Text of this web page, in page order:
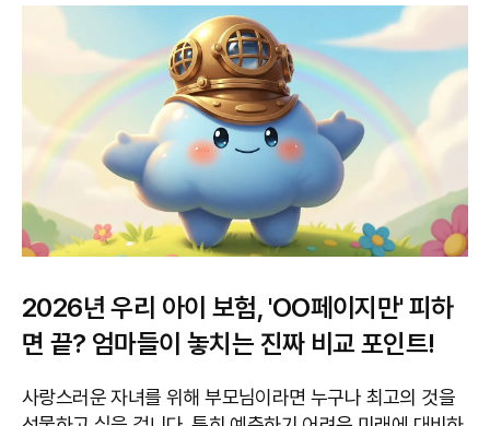
2026년 우리 아이 보험, 'OO페이지만' 피하
면 끝? 엄마들이 놓치는 진짜 비교 포인트!
사랑스러운 자녀를 위해 부모님이라면 누구나 최고의 것을